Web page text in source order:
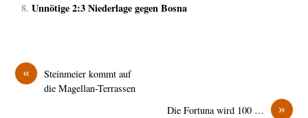
Unnötige 2:3 Niederlage gegen Bosna
«
Steinmeier kommt auf
die Magellan-Terrassen
»
Die Fortuna wird 100 …